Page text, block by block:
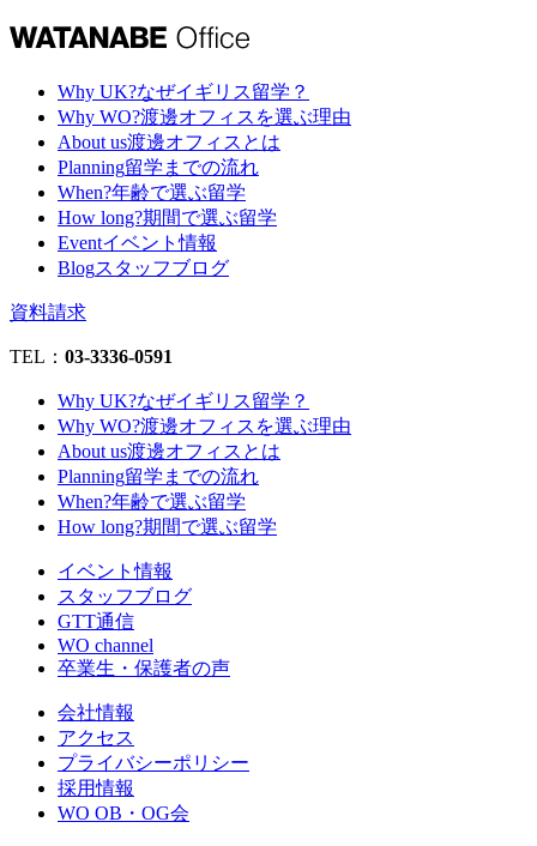
Why UK?なぜイギリス留学？
Why WO?渡邊オフィスを選ぶ理由
About us渡邊オフィスとは
Planning留学までの流れ
When?年齢で選ぶ留学
How long?期間で選ぶ留学
Eventイベント情報
Blogスタッフブログ
資料請求
TEL： 03-3336-0591
Why UK?なぜイギリス留学？
Why WO?渡邊オフィスを選ぶ理由
About us渡邊オフィスとは
Planning留学までの流れ
When?年齢で選ぶ留学
How long?期間で選ぶ留学
イベント情報
スタッフブログ
GTT通信
WO channel
卒業生・保護者の声
会社情報
アクセス
プライバシーポリシー
採用情報
WO OB・OG会